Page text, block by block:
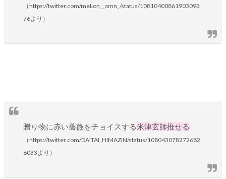
（https://twitter.com/meLon__amn_/status/10810400861903093
76より）
贈り物に赤い薔薇をチョイスする米津玄師推せる
（https://twitter.com/DAITAI_HIMAZIN/status/108043078272682
8033より）